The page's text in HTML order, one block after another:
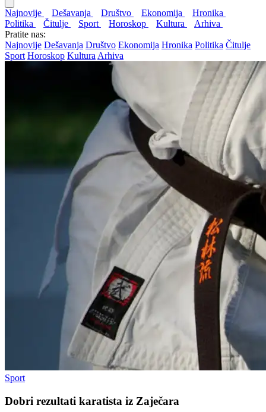
Najnovije Dešavanja Društvo Ekonomija
Hronika
Politika
Čitulje Sport Horoskop Kultura
Arhiva
Pratite nas:
Najnovije Dešavanja Društvo Ekonomija Hronika Politika Čitulje
Sport Horoskop Kultura Arhiva
Sport
Dobri rezultati karatista iz Zaječara